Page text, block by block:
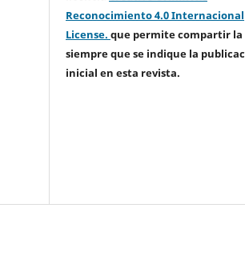
Reconocimiento 4.0 Internacional
License.que permite compartir la
siempre que se indique la
inicial en esta revista.